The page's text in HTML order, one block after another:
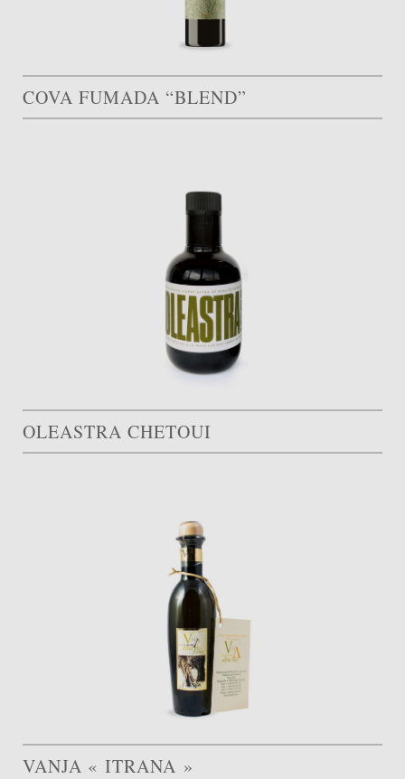
COVA FUMADA “BLEND”
OLEASTRA CHETOUI
VANJA « ITRANA »